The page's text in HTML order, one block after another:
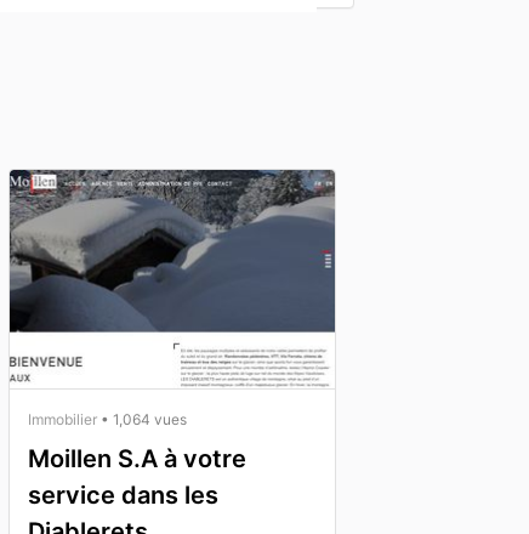
Immobilier • 1,064 vues
Moillen S.A à votre
service dans les